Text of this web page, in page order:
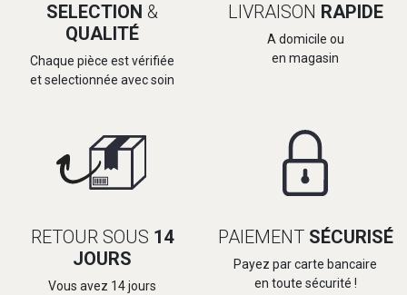
SELECTION &
QUALITÉ
Chaque pièce est vérifiée
et selectionnée avec soin
LIVRAISON RAPIDE
A domicile ou
en magasin
RETOUR SOUS 14
JOURS
Vous avez 14 jours
PAIEMENT SÉCURISÉ
Payez par carte bancaire
en toute sécurité !